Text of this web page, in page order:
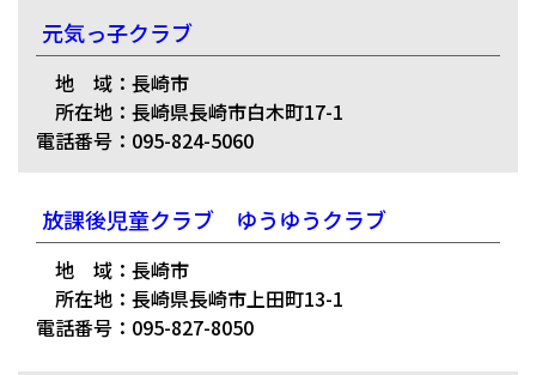
元気っ子クラブ
地 域：長崎市
所在地：長崎県長崎市白木町17-1
電話番号：095-824-5060
放課後児童クラブ ゆうゆうクラブ
地 域：長崎市
所在地：長崎県長崎市上田町13-1
電話番号：095-827-8050